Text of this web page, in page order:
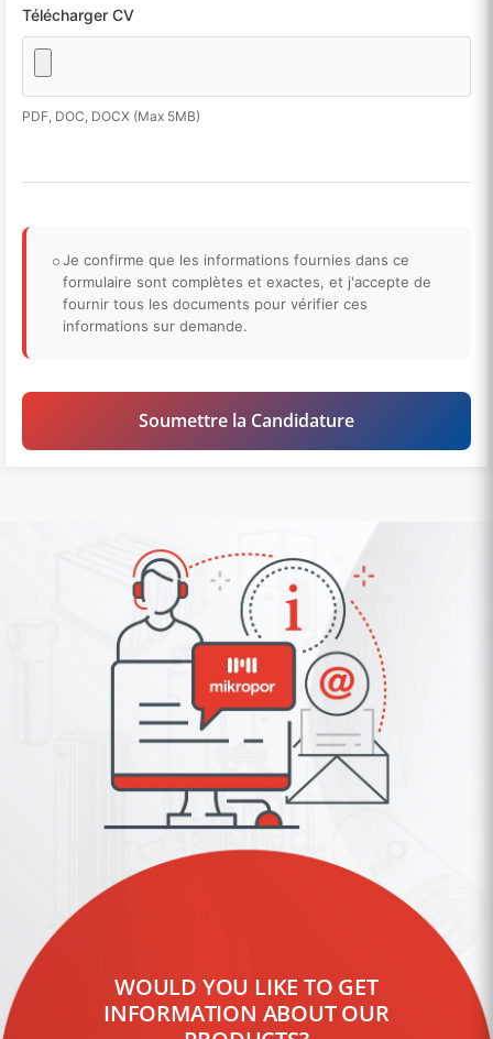
Télécharger CV
PDF, DOC, DOCX (Max 5MB)
Je confirme que les informations fournies dans ce
formulaire sont complètes et exactes, et j'accepte de
fournir tous les documents pour vérifier ces
informations sur demande.
Soumettre la Candidature
WOULD YOU LIKE TO GET
INFORMATION ABOUT OUR